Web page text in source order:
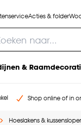
Acties & folder
&
Shop online of in
Hoeslakens &